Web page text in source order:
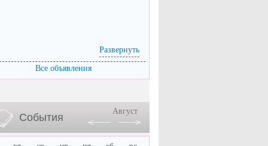
Развернуть
Все объявления
События
Август